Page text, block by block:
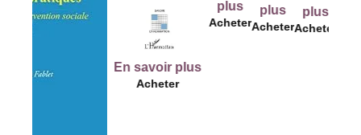
En savoir plus
Acheter
plus
Acheter
plus
Acheter
plus
Acheter